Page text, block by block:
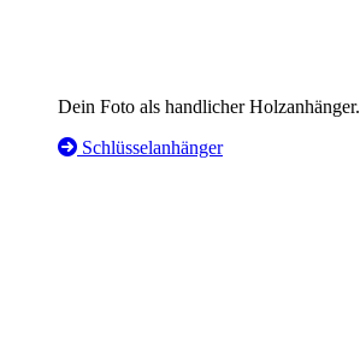
Dein Foto als handlicher Holzanhänger.
Schlüsselanhänger